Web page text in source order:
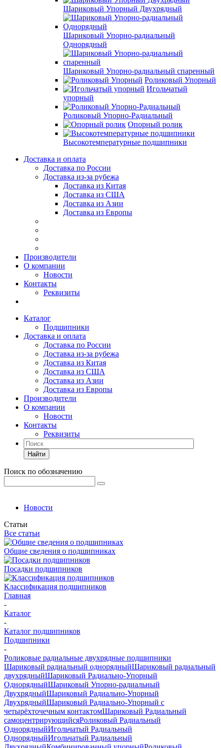
Шариковый Упорный Двухрядный
Шариковый Упорно-радиальный
Однорядный
Шариковый Упорно-радиальный спаренный
Роликовый Упорный
Игольчатый
упорный
Роликовый Упорно-Радиальный
Опорный ролик
Высокотемпературные подшипники
Доставка и оплата
Доставка по России
Доставка из-за рубежа
Доставка из Китая
Доставка из США
Доставка из Азии
Доставка из Европы
Производители
О компании
Новости
Контакты
Реквизиты
Каталог
Подшипники
Доставка и оплата
Доставка по России
Доставка из-за рубежа
Доставка из Китая
Доставка из США
Доставка из Азии
Доставка из Европы
Производители
О компании
Новости
Контакты
Реквизиты
Найти
Поиск по обозначению
Новости
Статьи
Все статьи
Общие сведения о подшипниках
Посадки подшипников
Классификация подшипников
Главная
-
Каталог
-
Каталог подшипников
Подшипники
-
Роликовые радиальные двухрядные подшипники
Шариковый радиальный однорядныйШариковый радиальный
двухрядныйШариковый Радиально-Упорный
ОднорядныйШариковый Упорно-радиальный
ДвухрядныйШариковый Радиально-Упорный
ДвухрядныйШариковый Радиально-Упорный с
четырёхточечным контактомШариковый Радиальный
самоцентрирующийсяРоликовый Радиальный
ОднорядныйИгольчатый Радиальный
ОднорядныйИгольчатый Радиальный